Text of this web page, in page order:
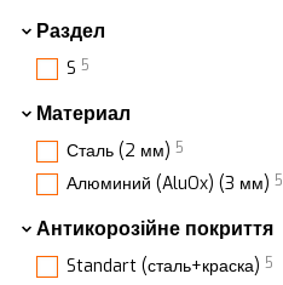
Раздел
S 5
Материал
Сталь (2 мм) 5
Алюминий (AluOx) (3 мм) 5
Антикорозійне покриття
Standart (сталь+краска) 5